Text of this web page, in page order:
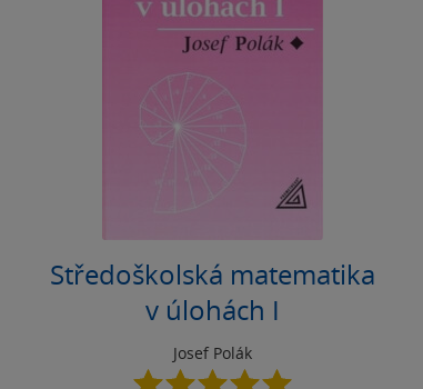
Středoškolská matematika
v úlohách I
Josef Polák
5.0